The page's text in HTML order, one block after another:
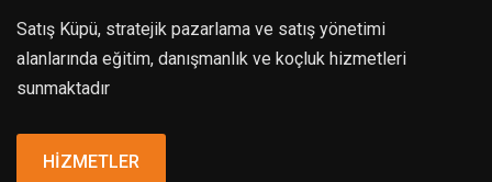
Satış Küpü, stratejik pazarlama ve satış yönetimi
alanlarında eğitim, danışmanlık ve koçluk hizmetleri
sunmaktadır
HİZMETLER